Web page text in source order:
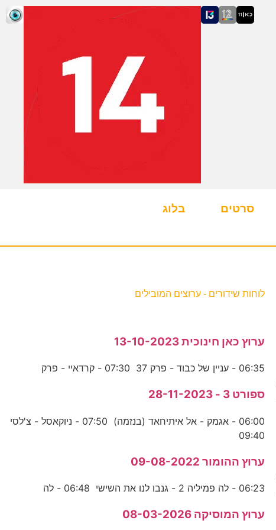
סרטים בלוג
לוחות שידורים - ערוצים המובילים
ערוץ כאן חינוכית 13-10-2023
06:35 - עניין של כבוד - פרק 37 07:30 - קרדאיי - פרק
ספורט 3 - 28-11-2023
06:00 - אגמק - אל איתיחאד (בנזמה) 07:50 - ניוקאסל - צ'לסי
09:40
ערוץ ההומור 09-08-2022
06:23 - לה פמיליה 2 - גנבו לנו את השישי 06:48 - לה
ערוץ המוסיקה 08-03-2026